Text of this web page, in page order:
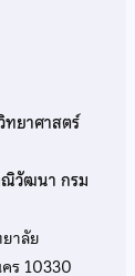
ยาศาสตร์
ณิวัฒนา กรม
าลัย
ร 10330